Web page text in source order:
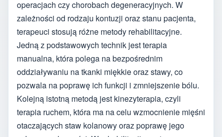
operacjach czy chorobach degeneracyjnych. W
zależności od rodzaju kontuzji oraz stanu pacjenta,
terapeuci stosują różne metody rehabilitacyjne.
Jedną z podstawowych technik jest terapia
manualna, która polega na bezpośrednim
oddziaływaniu na tkanki miękkie oraz stawy, co
pozwala na poprawę ich funkcji i zmniejszenie bólu.
Kolejną istotną metodą jest kinezyterapia, czyli
terapia ruchem, która ma na celu wzmocnienie mięśni
otaczających staw kolanowy oraz poprawę jego